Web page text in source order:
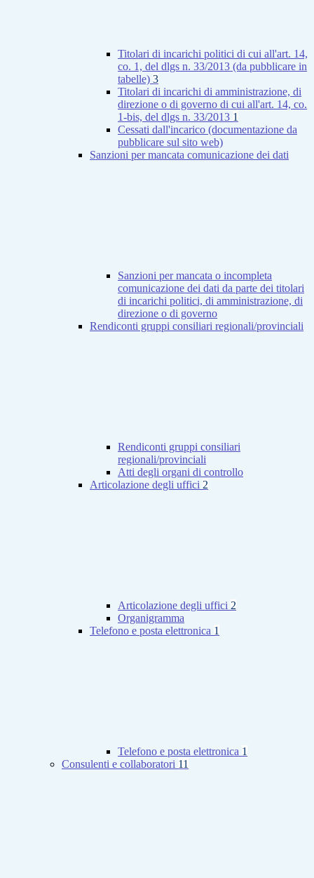
Titolari di incarichi politici di cui all'art. 14,
co. 1, del dlgs n. 33/2013 (da pubblicare in
tabelle) 3
Titolari di incarichi di amministrazione, di
direzione o di governo di cui all'art. 14, co.
1-bis, del dlgs n. 33/2013 1
Cessati dall'incarico (documentazione da
pubblicare sul sito web)
Sanzioni per mancata comunicazione dei dati
Sanzioni per mancata o incompleta
comunicazione dei dati da parte dei titolari
di incarichi politici, di amministrazione, di
direzione o di governo
Rendiconti gruppi consiliari regionali/provinciali
Rendiconti gruppi consiliari
regionali/provinciali
Atti degli organi di controllo
Articolazione degli uffici 2
Articolazione degli uffici 2
Organigramma
Telefono e posta elettronica 1
Telefono e posta elettronica 1
Consulenti e collaboratori 11